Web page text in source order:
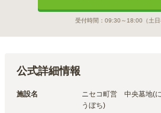
受付時間： 09:30～18:00 （土
公式詳細情報
施設名
ニセコ町営　中央墓地(
うぼち)